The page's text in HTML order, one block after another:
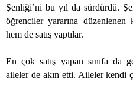
Şenliği’ni bu yıl da sürdürdü.
öğrenciler yararına
hem de satış yaptılar.
En çok satış yapan sınıfa da
aileler de akın etti. Aileler kendi